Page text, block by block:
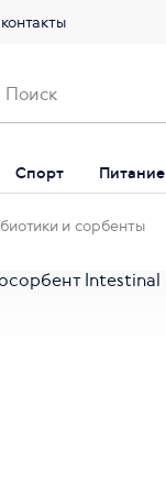
Спорт Питание
и сорбенты